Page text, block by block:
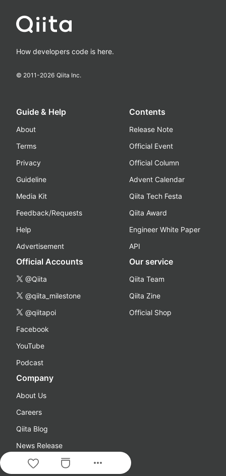
more_horiz
How developers code is here.
© 2011-2026 Qiita Inc.
Guide & Help
About
Terms
Privacy
Guideline
Media Kit
Feedback/Requests
Help
Advertisement
Contents
Release Note
Official Event
Official Column
Advent Calendar
Qiita Tech Festa
Qiita Award
Engineer White Paper
API
Official Accounts
@Qiita
@qiita_milestone
@qiitapoi
Facebook
YouTube
Podcast
Our service
Qiita Team
Qiita Zine
Official Shop
Company
About Us
Careers
Qiita Blog
News Release